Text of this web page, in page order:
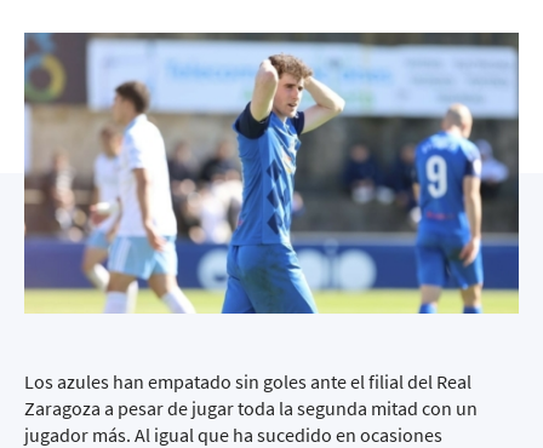
Los azules han empatado sin goles ante el filial del Real
Zaragoza a pesar de jugar toda la segunda mitad con un
jugador más. Al igual que ha sucedido en ocasiones